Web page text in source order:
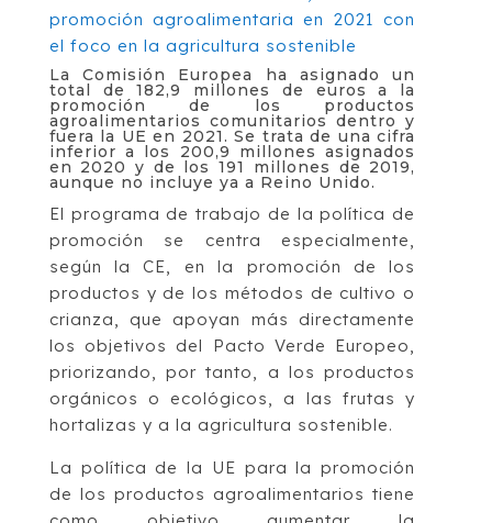
La Comisión Europea ha asignado un
total de 182,9 millones de euros a la
promoción de los productos
agroalimentarios comunitarios dentro y
fuera la UE en 2021. Se trata de una cifra
inferior a los 200,9 millones asignados
en 2020 y de los 191 millones de 2019,
aunque no incluye ya a Reino Unido.
El programa de trabajo de la política de
promoción se centra especialmente,
según la CE, en la promoción de los
productos y de los métodos de cultivo o
crianza, que apoyan más directamente
los objetivos del Pacto Verde Europeo,
priorizando, por tanto, a los productos
orgánicos o ecológicos, a las frutas y
hortalizas y a la agricultura sostenible.
La política de la UE para la promoción
de los productos agroalimentarios tiene